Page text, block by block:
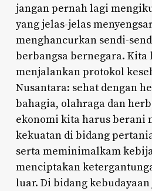
jangan pernah lagi
yang jelas-jelas
menghancurkan sendi-
berbangsa bernegara. Kita
menjalankan protokol
Nusantara: sehat dengan
bahagia, olahraga dan
ekonomi kita harus berani
kekuatan di bidang
serta meminimalkam
menciptakan
luar. Di bidang